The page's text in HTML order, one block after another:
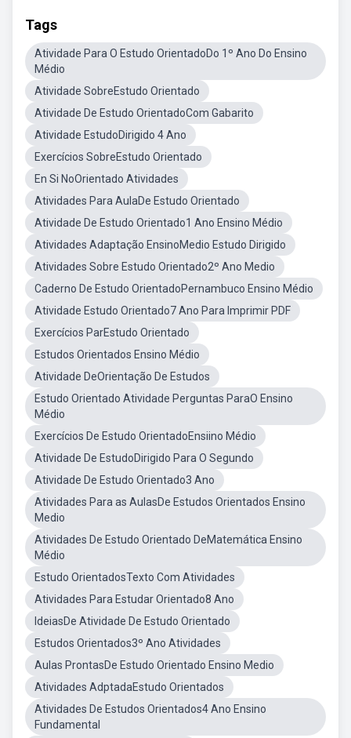
Tags
Atividade Para O Estudo OrientadoDo 1º Ano Do Ensino
Médio
Atividade SobreEstudo Orientado
Atividade De Estudo OrientadoCom Gabarito
Atividade EstudoDirigido 4 Ano
Exercícios SobreEstudo Orientado
En Si NoOrientado Atividades
Atividades Para AulaDe Estudo Orientado
Atividade De Estudo Orientado1 Ano Ensino Médio
Atividades Adaptação EnsinoMedio Estudo Dirigido
Atividades Sobre Estudo Orientado2º Ano Medio
Caderno De Estudo OrientadoPernambuco Ensino Médio
Atividade Estudo Orientado7 Ano Para Imprimir PDF
Exercícios ParEstudo Orientado
Estudos Orientados Ensino Médio
Atividade DeOrientação De Estudos
Estudo Orientado Atividade Perguntas ParaO Ensino
Médio
Exercícios De Estudo OrientadoEnsiino Médio
Atividade De EstudoDirigido Para O Segundo
Atividade De Estudo Orientado3 Ano
Atividades Para as AulasDe Estudos Orientados Ensino
Medio
Atividades De Estudo Orientado DeMatemática Ensino
Médio
Estudo OrientadosTexto Com Atividades
Atividades Para Estudar Orientado8 Ano
IdeiasDe Atividade De Estudo Orientado
Estudos Orientados3º Ano Atividades
Aulas ProntasDe Estudo Orientado Ensino Medio
Atividades AdptadaEstudo Orientados
Atividades De Estudos Orientados4 Ano Ensino
Fundamental